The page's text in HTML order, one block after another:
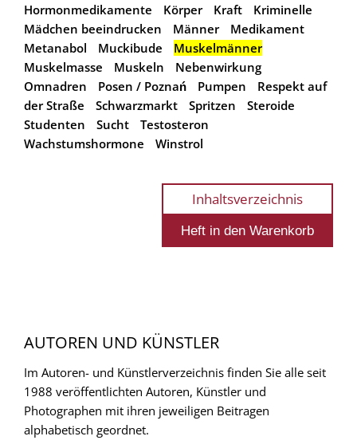
Hormonmedikamente
Körper Kraft
Kriminelle
Mädchen beeindrucken
Männer
Medikament
Metanabol
Muckibude
Muskelmänner
Muskelmasse
Muskeln
Nebenwirkung
Omnadren
Posen / Poznań Pumpen
Respekt auf
der Straße
Schwarzmarkt Spritzen
Steroide
Studenten
Sucht
Testosteron
Wachstumshormone
Winstrol
Inhaltsverzeichnis
AUTOREN UND KÜNSTLER
Im Autoren- und Künstlerverzeichnis finden Sie alle seit
1988 veröffentlichten Autoren, Künstler und
Photographen mit ihren jeweiligen Beitragen
alphabetisch geordnet.